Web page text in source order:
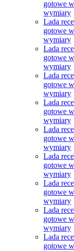
gotowe
wymiary
Lada
gotowe
wymiary
Lada
gotowe
wymiary
Lada
gotowe
wymiary
Lada
gotowe
wymiary
Lada
gotowe
wymiary
Lada
gotowe
wymiary
Lada
gotowe
wymiary
Lada
gotowe
wymiary
Lada
gotowe